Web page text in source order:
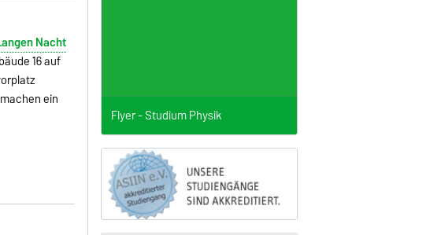
Nacht
16 auf
ein
Flyer - Studium Physik